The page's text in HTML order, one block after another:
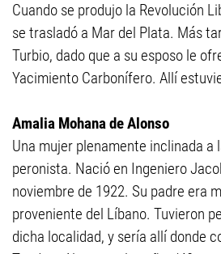
Cuando se produjo la Revolución
se trasladó a Mar del Plata. Más
Turbio, dado que a su esposo le
Yacimiento Carbonífero. Allí
Amalia Mohana de Alonso
Una mujer plenamente inclinada a
peronista. Nació en Ingeniero
noviembre de 1922. Su padre era
proveniente del Líbano. Tuvieron
dicha localidad, y sería allí donde